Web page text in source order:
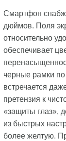
Смартфон
дюймов. Поля
относительно
обеспечивает
черные рамки
встречается
претензия к
«защиты глаз»,
из быстрых
более желтую.